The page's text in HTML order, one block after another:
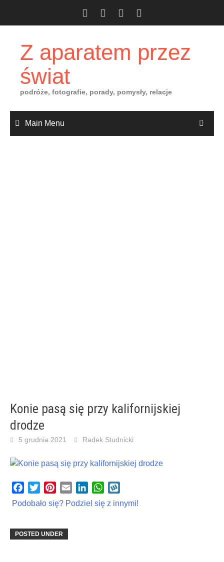
Z aparatem przez
świat
podróże, fotografie, porady, pomysły, relacje
Main Menu
Konie pasą się przy kalifornijskiej
drodze
5 grudnia 2021 Radek Studnicki
Facebook
TwitterPinterest
Email LinkedInWhatsApp
Podobało się? Podziel się z innymi!
POSTED UNDER